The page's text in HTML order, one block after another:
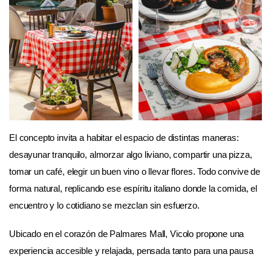
El concepto invita a habitar el espacio de distintas maneras:
desayunar tranquilo, almorzar algo liviano, compartir una pizza,
tomar un café, elegir un buen vino o llevar flores. Todo convive de
forma natural, replicando ese espíritu italiano donde la comida, el
encuentro y lo cotidiano se mezclan sin esfuerzo.
Ubicado en el corazón de Palmares Mall, Vicolo propone una
experiencia accesible y relajada, pensada tanto para una pausa